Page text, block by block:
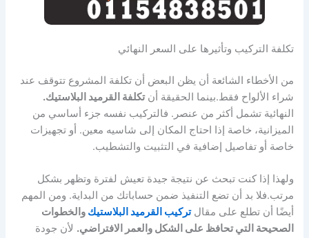
تكلفة التركيب وتأثيرها على السعر النهائي
من الأخطاء الشائعة أن يظن البعض أن تكلفة المشروع تتوقف عند
شراء الألواح فقط.بينما الحقيقة أنتكلفة القرميد البلاستيك.
النهائية تشمل أكثر من عنصر. فالتركيب نفسه جزء أساسي من
الميزانية، خاصة إذا احتاج المكان إلى شاسيه معين. أو تجهيزات
خاصة أو تفاصيل إضافية في التثبيت والتشطيب.
ولهذا إذا كنت تبحث عن نتيجة جيدة تعيش لفترة وتظهر بشكل
مرتب.فلا بد أن تضع التنفيذ ضمن حساباتك من البداية. ومن المهم
أيضًا أن تطلع على مقالتركيب القرميد البلاستيك والخطوات
الصحيحة التي تحافظ على الشكل والعمر الافتراضي. لأن جودة